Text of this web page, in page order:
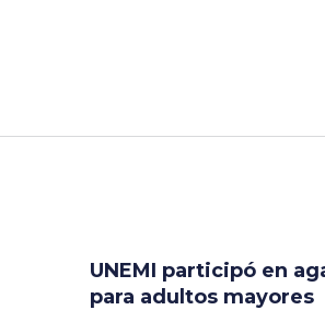
UNEMI participó en
para adultos mayores